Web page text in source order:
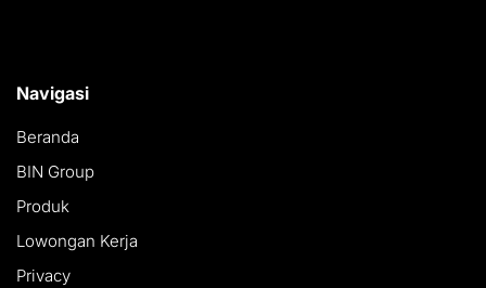
Navigasi
Beranda
BIN Group
Produk
Lowongan Kerja
Privacy